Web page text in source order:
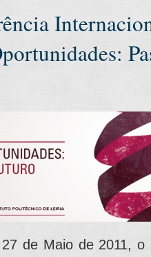
de Maio de 2011, o